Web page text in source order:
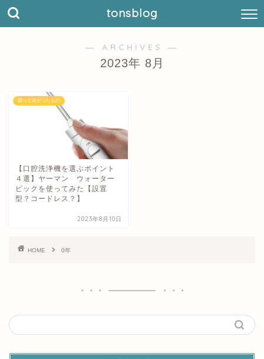
tonsblog
― ARCHIVES ―
2023年 8月
買って良かったもの
【口腔洗浄機を選ぶポイント
４選】ヤーマン ウォーター
ピックを使ってみた【設置
型？コードレス？】
2023年8月10日
HOME 0年